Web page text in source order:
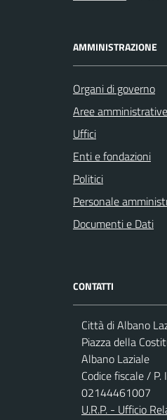
AMMINISTRAZIONE
Organi di governo
Aree amministrative
Uffici
Enti e fondazioni
Politici
Personale
Documenti e Dati
CONTATTI
Città di Albano
Piazza della
Albano Laziale
Codice fiscale /
02144461007
U.R.P. - Ufficio